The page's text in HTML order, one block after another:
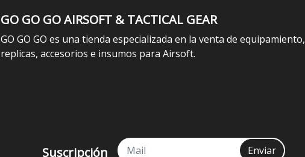
GO GO GO AIRSOFT & TACTICAL GEAR
GO GO GO es una tienda especializada en la venta de equipamiento,
replicas, accesorios e insumos para Airsoft.
Suscripción Enviar